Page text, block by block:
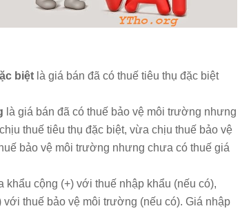
biệt là giá bán đã có thuế tiêu thụ đặc biệt
là giá bán đã có thuế bảo vệ môi trường nhưng
thuế tiêu thụ đặc biệt, vừa chịu thuế bảo vệ
bảo vệ môi trường nhưng chưa có thuế giá
khẩu cộng (+) với thuế nhập khẩu (nếu có),
thuế bảo vệ môi trường (nếu có). Giá nhập